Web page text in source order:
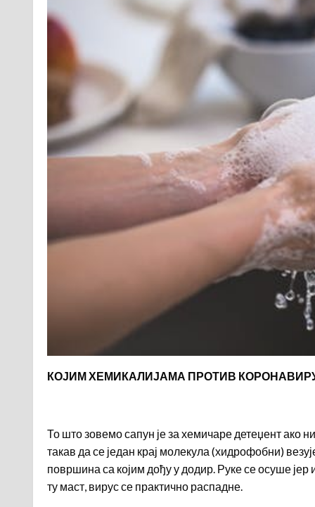
КОЈИМ ХЕМИКАЛИЈАМА ПРОТИВ
То што зовемо сапун је за хемичаре детеџент
такав да се један крај молекула (хидрофобни)
површина са којим дођу у додир. Руке се осуше
ту маст, вирус се практично распадне.